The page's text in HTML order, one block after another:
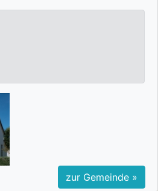
zur Gemeinde »